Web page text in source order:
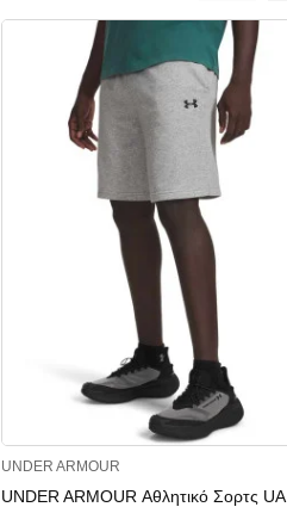
UNDER ARMOUR
UNDER ARMOUR Αθλητικό Σορτς UA